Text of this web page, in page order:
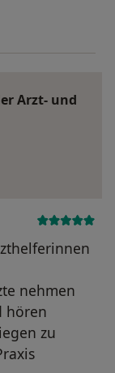
Arzt- und
nehmen
hören
zu